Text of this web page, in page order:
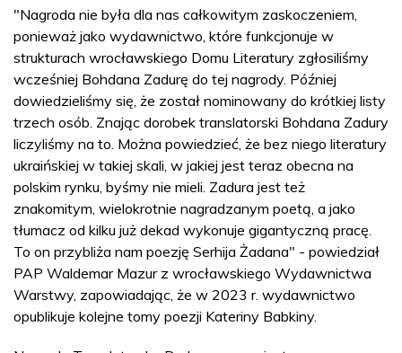
"Nagroda nie była dla nas całkowitym zaskoczeniem,
ponieważ jako wydawnictwo, które funkcjonuje w
strukturach wrocławskiego Domu Literatury zgłosiliśmy
wcześniej Bohdana Zadurę do tej nagrody. Później
dowiedzieliśmy się, że został nominowany do krótkiej listy
trzech osób. Znając dorobek translatorski Bohdana Zadury
liczyliśmy na to. Można powiedzieć, że bez niego literatury
ukraińskiej w takiej skali, w jakiej jest teraz obecna na
polskim rynku, byśmy nie mieli. Zadura jest też
znakomitym, wielokrotnie nagradzanym poetą, a jako
tłumacz od kilku już dekad wykonuje gigantyczną pracę.
To on przybliża nam poezję Serhija Żadana" - powiedział
PAP Waldemar Mazur z wrocławskiego Wydawnictwa
Warstwy, zapowiadając, że w 2023 r. wydawnictwo
opublikuje kolejne tomy poezji Kateriny Babkiny.